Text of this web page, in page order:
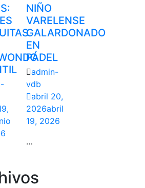
NIÑO
VARELENSE
GALARDONADO
EN
PÁDEL
admin-
vdb
abril 20,
2026abril
19, 2026
…